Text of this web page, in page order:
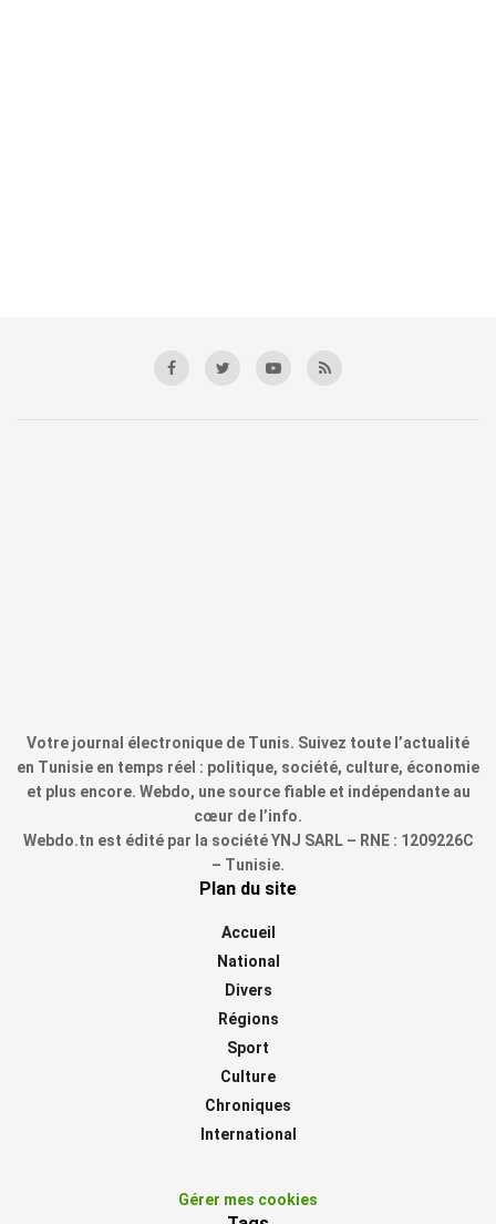
Votre journal électronique de Tunis. Suivez toute l’actualité
en Tunisie en temps réel : politique, société, culture, économie
et plus encore. Webdo, une source fiable et indépendante au
cœur de l’info.
Webdo.tn est édité par la société YNJ SARL – RNE : 1209226C
– Tunisie.
Plan du site
Accueil
National
Divers
Régions
Sport
Culture
Chroniques
International
Gérer mes cookies